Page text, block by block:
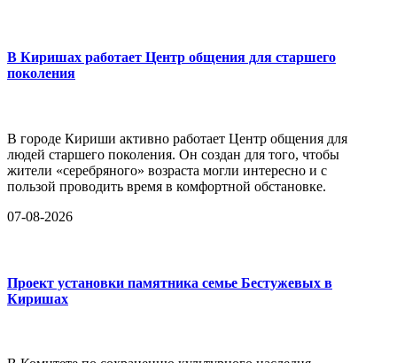
В Киришах работает Центр общения для старшего
поколения
В городе Кириши активно работает Центр общения для
людей старшего поколения. Он создан для того, чтобы
жители «серебряного» возраста могли интересно и с
пользой проводить время в комфортной обстановке.
07-08-2026
Проект установки памятника семье Бестужевых в
Киришах